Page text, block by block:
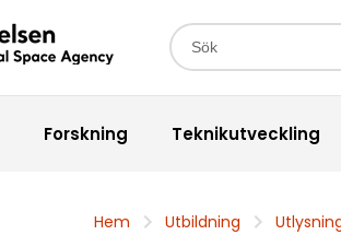
Sökfält
Forskning Teknikutveckling
Hem Utbildning